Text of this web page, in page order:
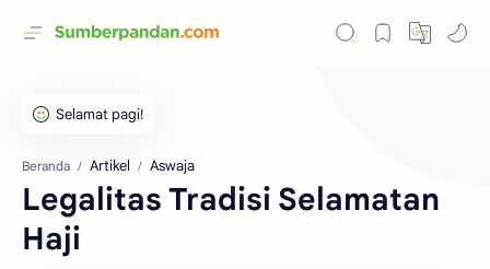
Beranda Artikel Aswaja
Legalitas Tradisi Selamatan
Haji